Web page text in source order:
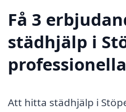
Få 3
städhjälp i
Att hitta städhjälp i